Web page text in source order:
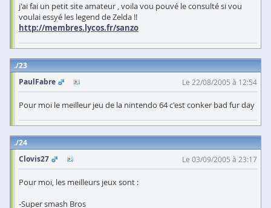
j'ai fai un petit site amateur , voila vou pouvé le consulté si vou
voulai essyé les legend de Zelda !!
http://membres.lycos.fr/sanzo
23
PaulFabre
Le 22/08/2005 à 12:54
Pour moi le meilleur jeu de la nintendo 64 c'est conker bad fur day
24
Clovis27
Le 03/09/2005 à 23:17
Pour moi, les meilleurs jeux sont :
-Super smash Bros